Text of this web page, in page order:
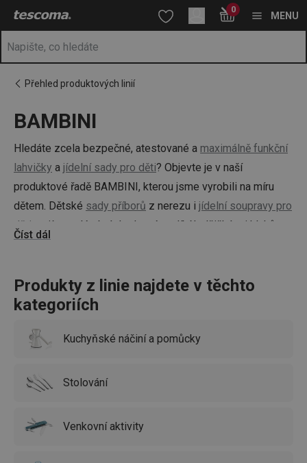
Přejít na hlavní obsah
Přejít na vyhledávání
Přejít na navigaci 0
MENU
Přehled produktových linií
BAMBINI
Hledáte zcela bezpečné, atestované a maximálně funkční
lahvičky a jídelní sady pro děti? Objevte je v naší
produktové řadě BAMBINI, kterou jsme vyrobili na míru
dětem. Dětské sady příborů z nerezu i jídelní soupravy pro
děti mají veselé obrázky, které se líbí holčičkám i klukům.
Navrhli jsme je tak, aby se s nimi dětem dobře zacházelo,
nejmenší máme dětské láhve atermosky, plastové dětské
příbory, iformičky na nanuky
Číst dál
Produkty z linie najdete v těchto
kategoriích
Kuchyňské náčiní a pomůcky
Stolování
Venkovní aktivity